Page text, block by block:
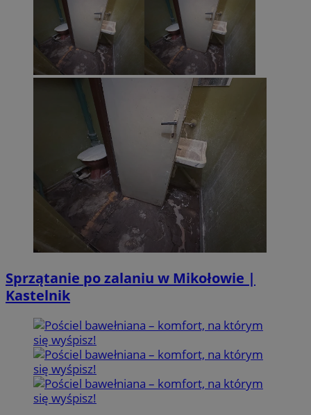
Sprzątanie po zalaniu w Mikołowie |
Kastelnik